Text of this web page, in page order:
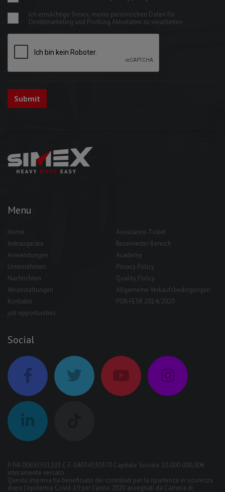
Ich ermächtige Simex, meine persönlichen Daten für
Direktmarketing und Profiling Aktivitäten zu verarbeiten
Menu
Home
Anbaugeräte
Anwendungen
Unternehmen
Nachrichten
Veranstaltungen
Kontakte
job opportunities
Assistance-Ticket
Reservierter Bereich
Academy
Privacy Policy
Quality Policy
Allgemeine Verkaufsbedingungen
POR FESR 2014/2020
Social
P. IVA 00692551203 C.F. 04034530370 Capitale Sociale 10.000.000,00€
interamente versato
Questa impresa ha beneficiato dei contributi per la ripartenza in sicurezza
dopo l'epidemia Covid-19 per l'anno 2020 assegnati da Camera di